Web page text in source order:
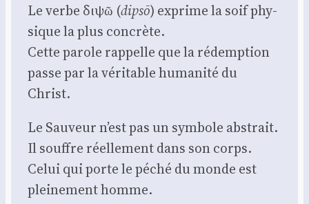
Le verbe διψῶ (dipsō) exprime la soif phy­
sique la plus concrète.
Cette parole rap­pelle que la rédemp­tion
passe par la véri­table huma­ni­té du
Christ.
Le Sau­veur n’est pas un sym­bole abs­trait.
Il souffre réel­le­ment dans son corps.
Celui qui porte le péché du monde est
plei­ne­ment homme.